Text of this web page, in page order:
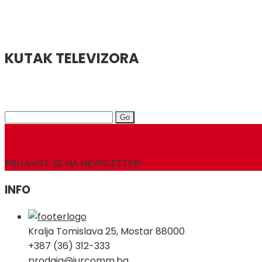
KUTAK TELEVIZORA
Search
PRIJAVITE SE NA NEWSLETTER!
INFO
Kralja Tomislava 25, Mostar 88000
+387 (36) 312-333